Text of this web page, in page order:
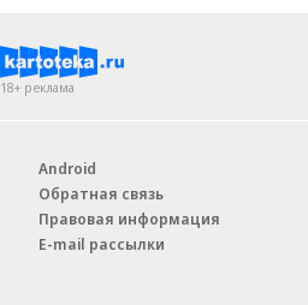
18+ реклама
Android
Обратная связь
Правовая информация
E-mail рассылки